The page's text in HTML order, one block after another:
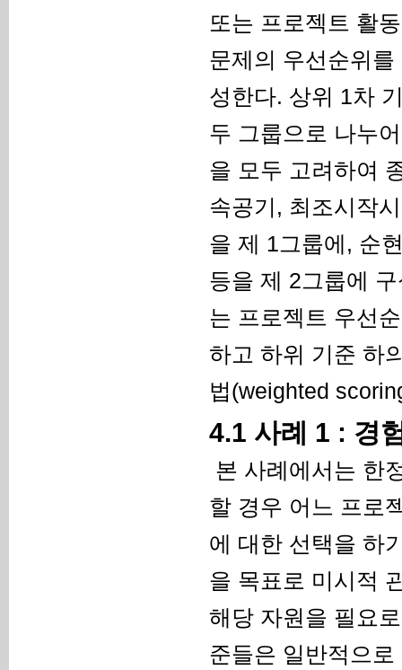
또는 프로젝트 활
문제의 우선순위
성한다. 상위 1차
두 그룹으로 나누
을 모두 고려하여
속공기, 최조시작
을 제 1그룹에, 순
등을 제 2그룹에
는 프로젝트 우선
하고 하위 기준 하
법(weighted
4.1 사례 1 : 경
본 사례에서는 한
할 경우 어느 프로
에 대한 선택을 하
을 목표로 미시적
해당 자원을 필요
준들은 일반적으